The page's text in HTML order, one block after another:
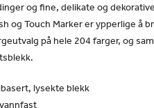
og fine, delikate og
og Touch Marker er ypperlige å
på hele 204 farger, og
lysekte blekk